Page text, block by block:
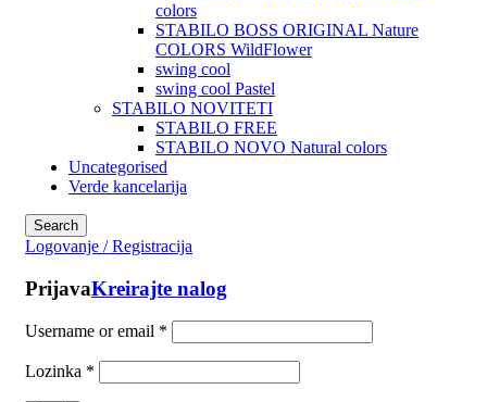
colors
STABILO BOSS ORIGINAL Nature
COLORS WildFlower
swing cool
swing cool Pastel
STABILO NOVITETI
STABILO FREE
STABILO NOVO Natural colors
Uncategorised
Verde kancelarija
Search
Logovanje / Registracija
PrijavaKreirajte nalog
Username or email *
Lozinka *